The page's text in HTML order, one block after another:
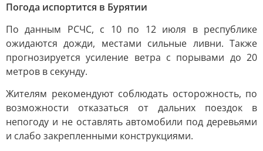
Погода испортится в Бурятии
По данным РСЧС, с 10 по 12 июля в республике
ожидаются дожди, местами сильные ливни. Также
прогнозируется усиление ветра с порывами до 20
метров в секунду.
Жителям рекомендуют соблюдать осторожность, по
возможности отказаться от дальних поездок в
непогоду и не оставлять автомобили под деревьями
и слабо закрепленными конструкциями.